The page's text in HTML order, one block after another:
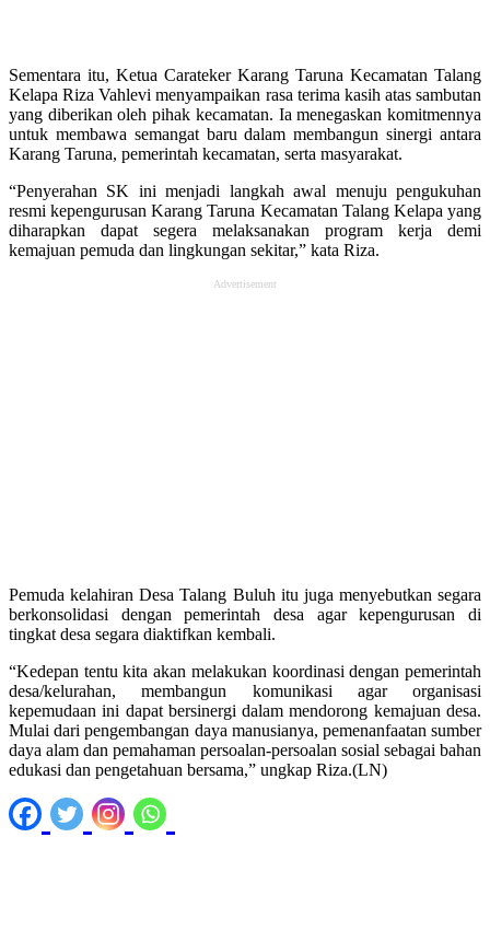
Sementara itu, Ketua Carateker Karang Taruna Kecamatan Talang
Kelapa Riza Vahlevi menyampaikan rasa terima kasih atas sambutan
yang diberikan oleh pihak kecamatan. Ia menegaskan komitmennya
untuk membawa semangat baru dalam membangun sinergi antara
Karang Taruna, pemerintah kecamatan, serta masyarakat.
“Penyerahan SK ini menjadi langkah awal menuju pengukuhan
resmi kepengurusan Karang Taruna Kecamatan Talang Kelapa yang
diharapkan dapat segera melaksanakan program kerja demi
kemajuan pemuda dan lingkungan sekitar,” kata Riza.
Advertisement
Pemuda kelahiran Desa Talang Buluh itu juga menyebutkan segara
berkonsolidasi dengan pemerintah desa agar kepengurusan di
tingkat desa segara diaktifkan kembali.
“Kedepan tentu kita akan melakukan koordinasi dengan pemerintah
desa/kelurahan, membangun komunikasi agar organisasi
kepemudaan ini dapat bersinergi dalam mendorong kemajuan desa.
Mulai dari pengembangan daya manusianya, pemenanfaatan sumber
daya alam dan pemahaman persoalan-persoalan sosial sebagai bahan
edukasi dan pengetahuan bersama,” ungkap Riza.(LN)